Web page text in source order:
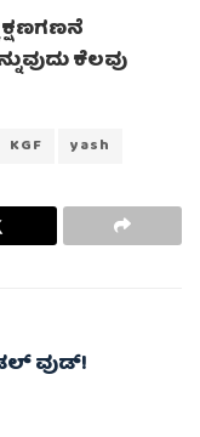
ಕೆಲವು
KGF yash
ವುಡ್!